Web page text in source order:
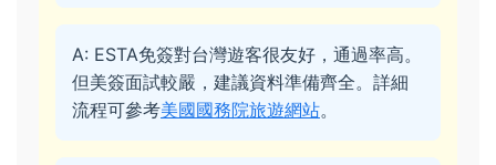
A: ESTA免簽對台灣遊客很友好，通過率高。
但美簽面試較嚴，建議資料準備齊全。詳細
流程可參考美國國務院旅遊網站。